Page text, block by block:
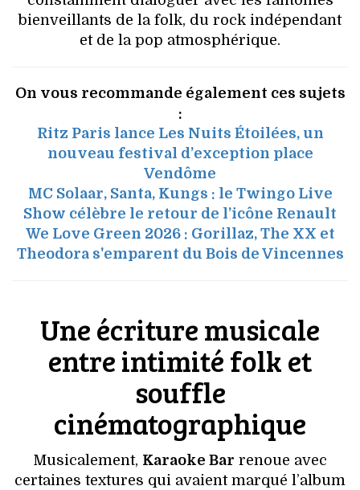
bienveillants de la folk, du rock indépendant
et de la pop atmosphérique.
On vous recommande également ces sujets
:
Ritz Paris lance Les Nuits Étoilées, un
nouveau festival d’exception place
Vendôme
MC Solaar, Santa, Kungs : le Twingo Live
Show célèbre le retour de l’icône Renault
We Love Green 2026 : Gorillaz, The XX et
Theodora s'emparent du Bois de Vincennes
Une écriture musicale
entre intimité folk et
souffle
cinématographique
Musicalement, Karaoke Bar renoue avec
certaines textures qui avaient marqué l’album